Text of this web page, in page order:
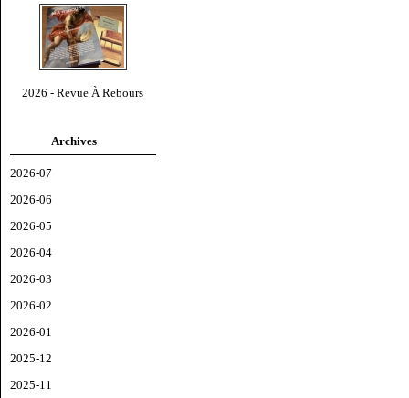
2026 - Revue À Rebours
Archives
2026-07
2026-06
2026-05
2026-04
2026-03
2026-02
2026-01
2025-12
2025-11